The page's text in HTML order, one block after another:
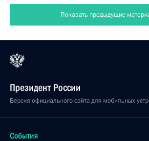
Показать предыдущие
Президент России
Версия официального сайта для мобильных
События